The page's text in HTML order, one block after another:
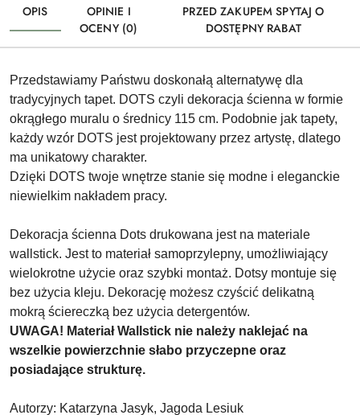
OPIS
OPINIE I
OCENY (0)
PRZED ZAKUPEM SPYTAJ O
DOSTĘPNY RABAT
Przedstawiamy Państwu doskonałą alternatywę dla
tradycyjnych tapet. DOTS czyli dekoracja ścienna w formie
okrągłego muralu o średnicy 115 cm. Podobnie jak tapety,
każdy wzór DOTS jest projektowany przez artystę, dlatego
ma unikatowy charakter.
Dzięki DOTS twoje wnętrze stanie się modne i eleganckie
niewielkim nakładem pracy.
Dekoracja ścienna Dots drukowana jest na materiale
wallstick. Jest to materiał samoprzylepny, umożliwiający
wielokrotne użycie oraz szybki montaż. Dotsy montuje się
bez użycia kleju. Dekorację możesz czyścić delikatną
mokrą ściereczką bez użycia detergentów.
UWAGA! Materiał Wallstick nie należy naklejać na
wszelkie powierzchnie słabo przyczepne oraz
posiadające strukturę.
Autorzy: Katarzyna Jasyk, Jagoda Lesiuk